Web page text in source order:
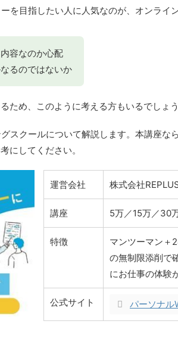
を目指したい人に人気なのが、オンライ
容なのか心配
るのではないか
ため、このように考える方もいるでしょう
スクールについて解説します。本講座な
にしてください。
運営会社 株式会社
講座 5万／15万／30
特徴
マンツーマン＋
の無制限添削で
にお仕事の体験
公式サイト パーソナル